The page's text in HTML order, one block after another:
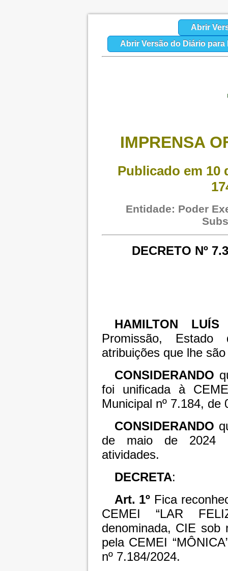
Abrir
Abrir Versão do Diário para
IMPRENSA
Publicado em 10
Entidade: Poder
DECRETO Nº
HAMILTON
Promissão,
atribuições que lhe
CONSIDERANDO
foi unificada à
Municipal nº 7.184, de
CONSIDERANDO
de maio de 2024
atividades.
DECRETA:
Art. 1º Fica
CEMEI “LAR
denominada, CIE sob
pela CEMEI
nº 7.184/2024.